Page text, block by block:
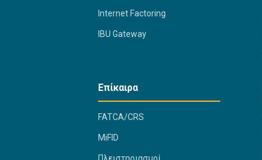
Internet Factoring
IBU Gateway
Επίκαιρα
FATCA/CRS
MiFID